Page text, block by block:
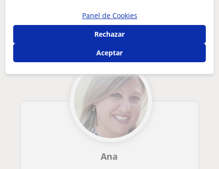
Otros profesores de Francés en Jerez de
la Frontera que pueden interesarte
Ana
Panel de Cookies
Rechazar
Aceptar